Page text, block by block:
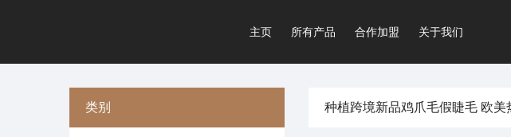
主页 所有产品 合作加盟 关于我们
类别 种植跨境新品鸡爪毛假睫毛 欧